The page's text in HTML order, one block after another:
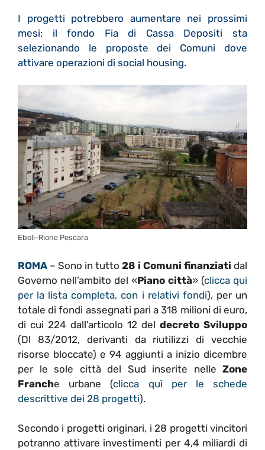
I progetti potrebbero aumentare nei prossimi
mesi: il fondo Fia di Cassa Depositi sta
selezionando le proposte dei Comuni dove
attivare operazioni di social housing.
Eboli-Rione Pescara
ROMA – Sono in tutto 28 i Comuni finanziati dal
Governo nell’ambito del «Piano città» (clicca qui
per la lista completa, con i relativi fondi), per un
totale di fondi assegnati pari a 318 milioni di euro,
di cui 224 dall’articolo 12 del decreto Sviluppo
(Dl 83/2012, derivanti da riutilizzi di vecchie
risorse bloccate) e 94 aggiunti a inizio dicembre
per le sole città del Sud inserite nelle Zone
Franche urbane (clicca quì per le schede
descrittive dei 28 progetti).
Secondo i progetti originari, i 28 progetti vincitori
potranno attivare investimenti per 4,4 miliardi di